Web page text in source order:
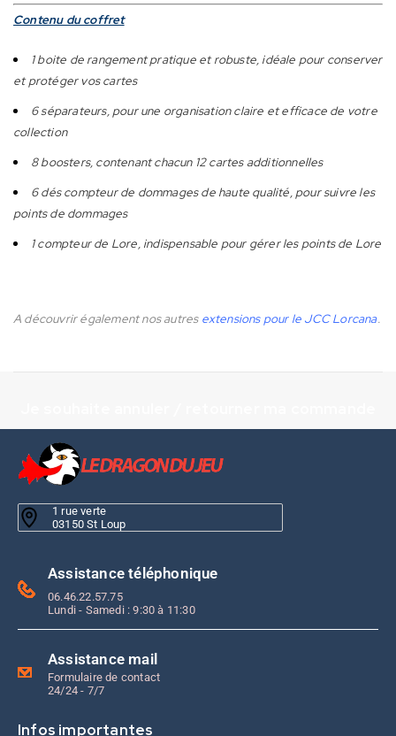
Contenu du coffret
1 boite de rangement pratique et robuste, idéale pour conserver
et protéger vos cartes
6 séparateurs, pour une organisation claire et efficace de votre
collection
8 boosters, contenant chacun 12 cartes additionnelles
6 dés compteur de dommages de haute qualité, pour suivre les
points de dommages
1 compteur de Lore, indispensable pour gérer les points de Lore
A découvrir également nos autresextensions pour le JCC Lorcana.
1 rue verte
03150 St Loup
Assistance téléphonique
06.46.22.57.75
Lundi - Samedi : 9:30 à 11:30
Assistance mail
Formulaire de contact
24/24 - 7/7
Infos importantes